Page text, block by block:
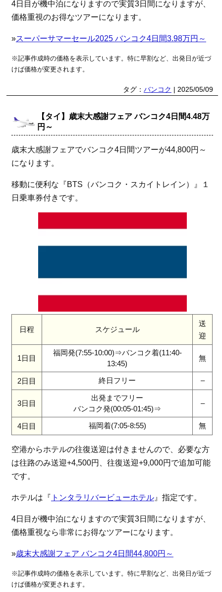
4日目が機中泊になりますので実質3日間になりますが、
価格重視のお得なツアーになります。
»スーパーサマーセール2025 バンコク4日間3.98万円～
※記事作成時の価格を表示しています。特に早割など、出発日が近づ
けば価格が変更されます。
タグ： バンコク | 2025/05/09
【タイ】歳末大感謝フェア バンコク4日間4.48万
円～
歳末大感謝フェアでバンコク4日間ツアーが44,800円～
になります。
移動に便利な『BTS（バンコク・スカイトレイン）』１
日乗車券付きです。
日程 スケジュール
送
迎
1日目
福岡発(7:55-10:00)⇒バンコク着(11:40-
13:45)
無
2日目 終日フリー –
3日目
出発までフリー
バンコク発(00:05-01:45)⇒
–
4日目 福岡着(7:05-8:55) 無
空港からホテルの往復送迎は付きませんので、必要な方
は往路のみ送迎+4,500円、往復送迎+9,000円で追加可能
です。
ホテルは『 トンタラリバービューホテル 』指定です。
4日目が機中泊になりますので実質3日間になりますが、
価格重視なら非常にお得なツアーになります。
»歳末大感謝フェア バンコク4日間44,800円～
※記事作成時の価格を表示しています。特に早割など、出発日が近づ
けば価格が変更されます。